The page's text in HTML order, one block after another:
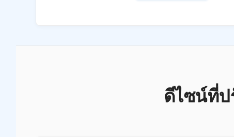
ดีไซน์ที่ป